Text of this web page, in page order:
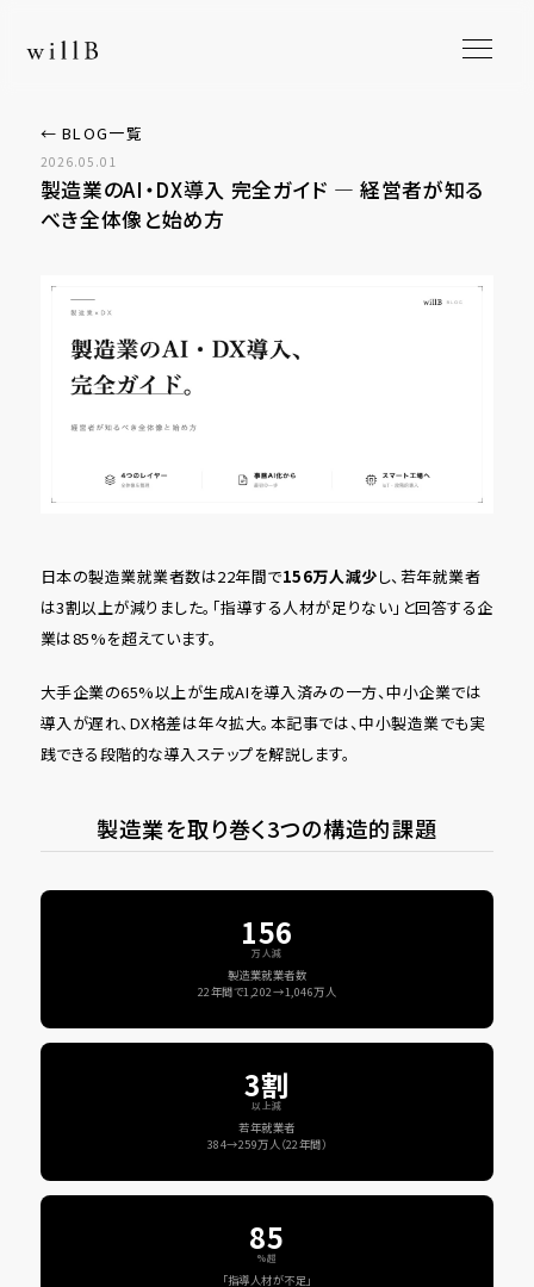
← BLOG一覧
2026.05.01
製造業のAI・DX導入 完全ガイド ― 経営者が知る
べき全体像と始め方
日本の製造業就業者数は22年間で156万人減少し、若年就業者
は3割以上が減りました。「指導する人材が足りない」と回答する企
業は85%を超えています。
大手企業の65%以上が生成AIを導入済みの一方、中小企業では
導入が遅れ、DX格差は年々拡大。本記事では、中小製造業でも実
践できる段階的な導入ステップを解説します。
製造業を取り巻く3つの構造的課題
156
万人減
製造業就業者数
22年間で1,202→1,046万人
3割
以上減
若年就業者
384→259万人（22年間）
85
%超
「指導人材が不足」